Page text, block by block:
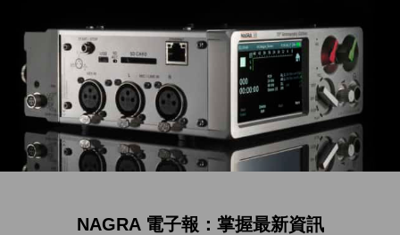
NAGRA 電子報：掌握最新資訊